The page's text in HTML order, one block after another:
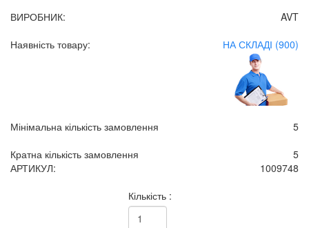
ВИРОБНИК:
AVT
Наявність товару:
НА СКЛАДІ (900)
Мінімальна кількість замовлення
5
Кратна кількість замовлення
5
АРТИКУЛ:
1009748
Кількість :